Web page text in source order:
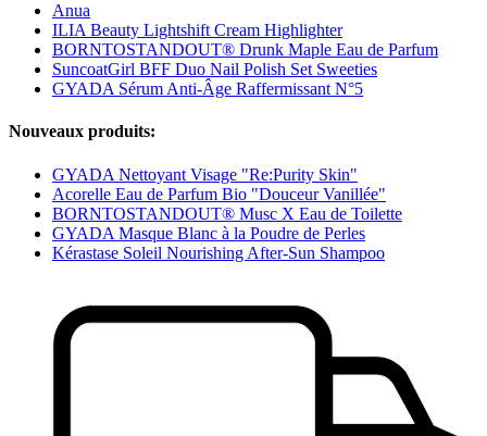
Anua
ILIA Beauty Lightshift Cream Highlighter
BORNTOSTANDOUT® Drunk Maple Eau de Parfum
SuncoatGirl BFF Duo Nail Polish Set Sweeties
GYADA Sérum Anti-Âge Raffermissant N°5
Nouveaux produits:
GYADA Nettoyant Visage "Re:Purity Skin"
Acorelle Eau de Parfum Bio "Douceur Vanillée"
BORNTOSTANDOUT® Musc X Eau de Toilette
GYADA Masque Blanc à la Poudre de Perles
Kérastase Soleil Nourishing After-Sun Shampoo